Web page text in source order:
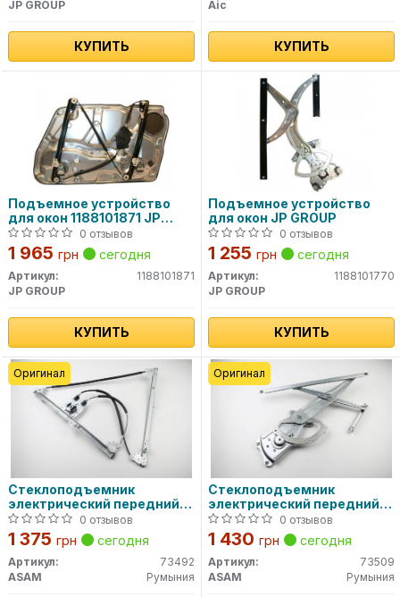
JP GROUP
КУПИТЬ
Aic
КУПИТЬ
Подъемное устройство
для окон 1188101871 JP
GROUP
0 отзывов
1 965 грн сегодня
Артикул:
1188101871
JP GROUP
КУПИТЬ
Подъемное устройство
для окон JP GROUP
0 отзывов
1 255 грн сегодня
Артикул:
1188101770
JP GROUP
КУПИТЬ
Стеклоподъемник
электрический передний
левый (73492) ASAM
0 отзывов
1 375 грн сегодня
Артикул:
73492
ASAM
Румыния
Оригинал
Стеклоподъемник
электрический передний
левый (73509) ASAM
0 отзывов
1 430 грн сегодня
Артикул:
73509
ASAM
Румыния
Оригинал